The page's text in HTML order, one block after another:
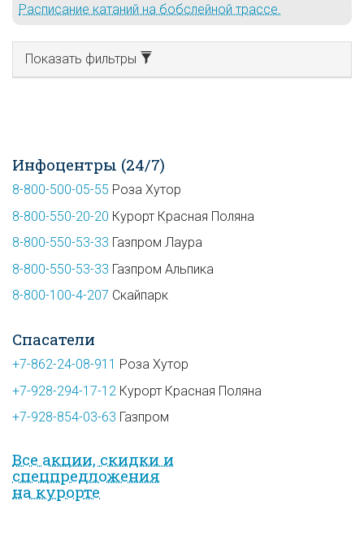
Расписание катаний на бобслейной трассе.
Показать фильтры
Инфоцентры (24/7)
8-800-500-05-55 Роза Хутор
8-800-550-20-20 Курорт Красная Поляна
8-800-550-53-33 Газпром Лаура
8-800-550-53-33 Газпром Альпика
8-800-100-4-207 Скайпарк
Спасатели
+7-862-24-08-911 Роза Хутор
+7-928-294-17-12 Курорт Красная Поляна
+7-928-854-03-63 Газпром
Все акции, скидки и
спец­предложе­ния
на курорте